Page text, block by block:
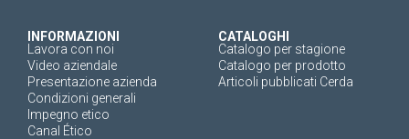
INFORMAZIONI
Lavora con noi
Video aziendale
Presentazione azienda
Condizioni generali
Impegno etico
Canal Ético
CATALOGHI
Catalogo per stagione
Catalogo per prodotto
Articoli pubblicati Cerda